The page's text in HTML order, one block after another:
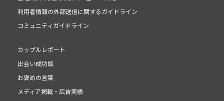
利用者情報の外部送信に関するガイドライン
コミュニティガイドライン
カップルレポート
出会い成功談
お褒めの言葉
メディア掲載・広告実績